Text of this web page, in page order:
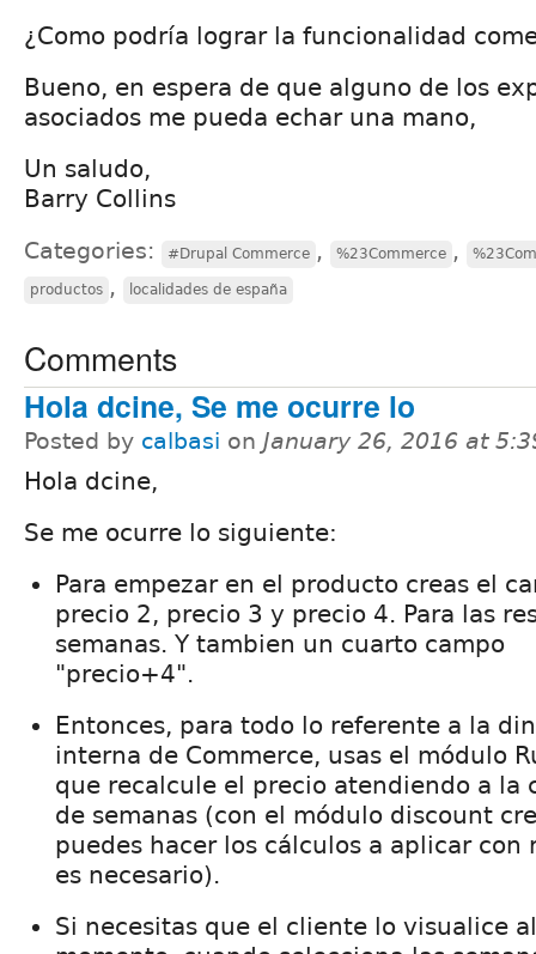
¿Como podría lograr la funcionalidad
Bueno, en espera de que alguno de los
asociados me pueda echar una mano,
Un saludo,
Barry Collins
Categories: #Drupal Commerce , %23Commerce ,
productos , localidades de españa
Comments
Hola dcine, Se me ocurre lo
Posted by calbasi on January 26, 2016 at
Hola dcine,
Se me ocurre lo siguiente:
Para empezar en el producto creas el
precio 2, precio 3 y precio 4. Para las
semanas. Y tambien un cuarto campo
"precio+4".
Entonces, para todo lo referente a la
interna de Commerce, usas el módulo
que recalcule el precio atendiendo a la
de semanas (con el módulo discount
puedes hacer los cálculos a aplicar con
es necesario).
Si necesitas que el cliente lo visualice al